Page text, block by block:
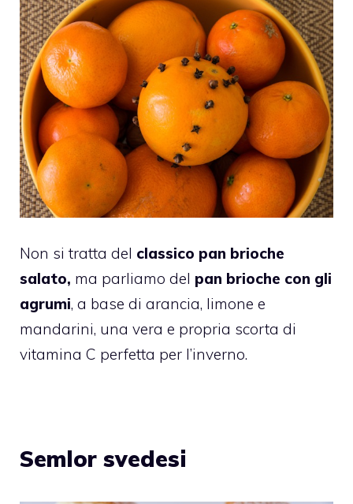
Non si tratta del classico pan brioche
salato, ma parliamo del pan brioche con gli
agrumi, a base di arancia, limone e
mandarini, una vera e propria scorta di
vitamina C perfetta per l’inverno.
Semlor svedesi